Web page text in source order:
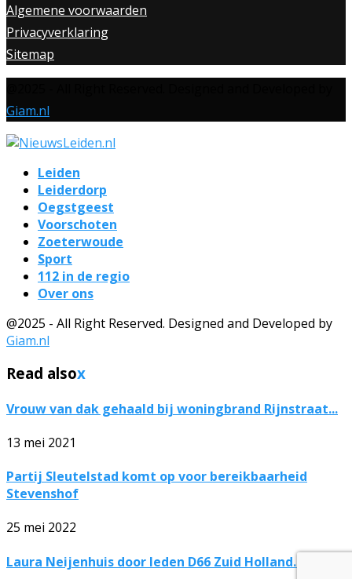
Algemene voorwaarden
Privacyverklaring
Sitemap
Giam.nl
Leiden
Leiderdorp
Oegstgeest
Voorschoten
Zoeterwoude
Sport
112 in de regio
Over ons
@2025 - All Right Reserved. Designed and Developed by
Giam.nl
Read alsox
Vrouw van dak gehaald bij woningbrand Rijnstraat...
13 mei 2021
Partij Sleutelstad komt op voor bereikbaarheid
Stevenshof
25 mei 2022
Laura Neijenhuis door leden D66 Zuid Holland...